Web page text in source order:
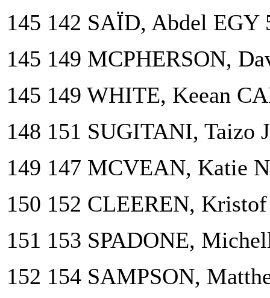
145 142 SAÏD, Abdel EGY
145 149 MCPHERSON,
145 149 WHITE, Keean
148 151 SUGITANI, Taizo
149 147 MCVEAN, Katie
150 152 CLEEREN,
151 153 SPADONE,
152 154 SAMPSON,